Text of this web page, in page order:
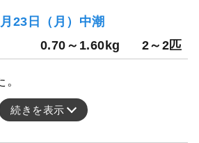
23日（月）中潮
0.70～1.60kg 2～2匹
続きを表示